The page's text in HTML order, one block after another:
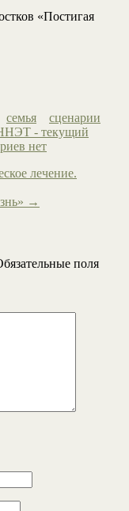
«Постигая
семья
сценарии
- текущий
нет
лечение.
→
поля